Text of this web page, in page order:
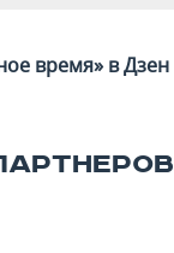
время» в Дзен